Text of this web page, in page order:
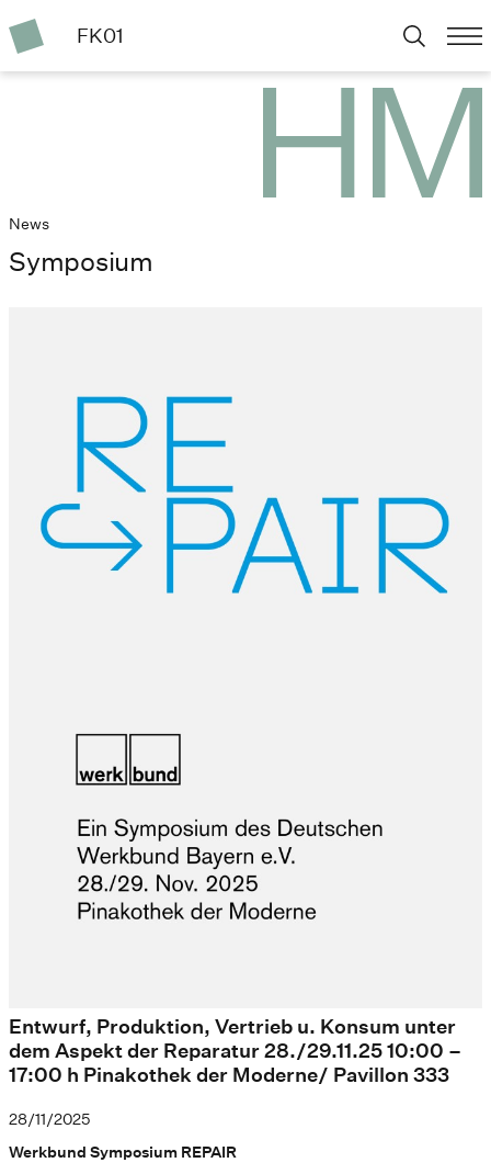
FK01
News
Symposium
Entwurf, Produktion, Vertrieb u. Konsum unter
dem Aspekt der Reparatur 28./29.11.25 10:00 –
17:00 h Pinakothek der Moderne/ Pavillon 333
28/11/2025
Werkbund Symposium REPAIR